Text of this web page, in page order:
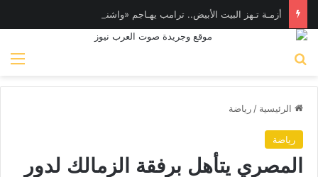
الرئيسية / رياضة
رياضة
المصري يتأهل برفقة الزمالك لدور